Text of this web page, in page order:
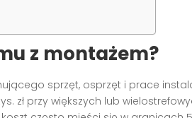
z montażem?
sprzęt, osprzęt i prace
zł przy większych lub